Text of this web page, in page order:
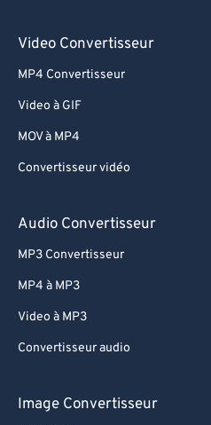
Video Convertisseur
MP4 Convertisseur
Video à GIF
MOV à MP4
Convertisseur vidéo
Audio Convertisseur
MP3 Convertisseur
MP4 à MP3
Video à MP3
Convertisseur audio
Image Convertisseur